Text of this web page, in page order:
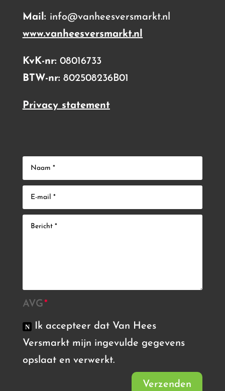
Mail: info@vanheesversmarkt.nl
www.vanheesversmarkt.nl
KvK-nr: 08016733
BTW-nr: 802508236B01
Privacy statement
AVG
Ik accepteer dat Van Hees
Versmarkt mijn ingevulde gegevens
opslaat en verwerkt.
Verzenden